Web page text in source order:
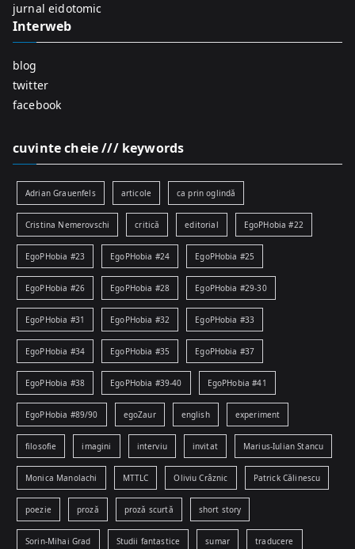
jurnal eidotomic
Interweb
blog
twitter
facebook
cuvinte cheie /// keywords
Adrian Grauenfels articole ca prin oglindă
Cristina Nemerovschi critică editorial EgoPHobia #22
EgoPHobia #23 EgoPHobia #24 EgoPHobia #25
EgoPHobia #26 EgoPHobia #28 EgoPHobia #29-30
EgoPHobia #31 EgoPHobia #32 EgoPHobia #33
EgoPHobia #34 EgoPHobia #35 EgoPHobia #37
EgoPHobia #38 EgoPHobia #39-40 EgoPHobia #41
EgoPHobia #89/90 egoZaur english experiment
filosofie imagini interviu invitat Marius-Iulian Stancu
Monica Manolachi MTTLC Oliviu Crâznic Patrick Călinescu
poezie proză proză scurtă short story
Sorin-Mihai Grad Studii fantastice sumar traducere